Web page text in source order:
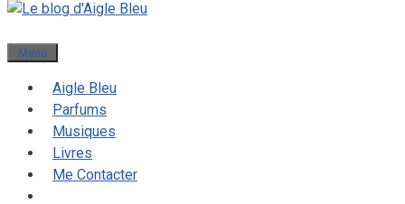
Menu
Aigle Bleu
Parfums
Musiques
Livres
Me Contacter